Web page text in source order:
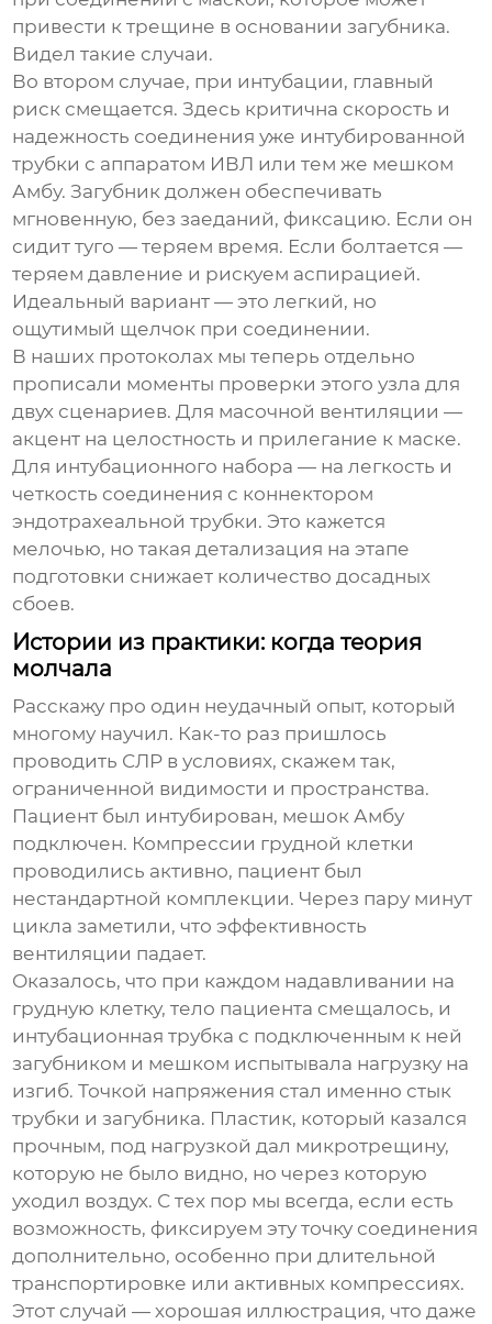
привести к трещине в основаниизагубника.
Видел такие случаи.
Во втором случае, при интубации, главный
риск смещается. Здесь критична скорость и
надежность соединения уже интубированной
трубки с аппаратом ИВЛ или тем же мешком
Амбу.Загубник должен обеспечивать
мгновенную, без заеданий, фиксацию. Если он
сидит туго — теряем время. Если болтается —
теряем давление и рискуем аспирацией.
Идеальный вариант — это легкий, но
ощутимый щелчок при соединении.
В наших протоколах мы теперь отдельно
прописали моменты проверки этого узла для
двух сценариев. Для масочной вентиляции —
акцент на целостность и прилегание к маске.
Для интубационного набора — на легкость и
четкость соединения с коннектором
эндотрахеальной трубки. Это кажется
мелочью, но такая детализация на этапе
подготовки снижает количество досадных
сбоев.
Истории из практики: когда теория
молчала
Расскажу про один неудачный опыт, который
многому научил. Как-то раз пришлось
проводить СЛР в условиях, скажем так,
ограниченной видимости и пространства.
Пациент был интубирован, мешок Амбу
подключен. Компрессии грудной клетки
проводились активно, пациент был
нестандартной комплекции. Через пару минут
цикла заметили, что эффективность
вентиляции падает.
Оказалось, что при каждом надавливании на
грудную клетку, тело пациента смещалось, и
интубационная трубка с подключенным к ней
загубником и мешком испытывала нагрузку на
изгиб. Точкой напряжения стал именно стык
трубки изагубника. Пластик, который казался
прочным, под нагрузкой дал микротрещину,
которую не было видно, но через которую
уходил воздух. С тех пор мы всегда, если есть
возможность, фиксируем эту точку соединения
дополнительно, особенно при длительной
транспортировке или активных компрессиях.
Этот случай — хорошая иллюстрация, что даже